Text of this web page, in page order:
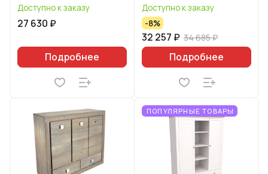
Доступно к заказу
27 630 ₽
Подробнее
Доступно к заказу
-8%
32 257 ₽ 34 685 ₽
Подробнее
ПОПУЛЯРНЫЕ ТОВАРЫ